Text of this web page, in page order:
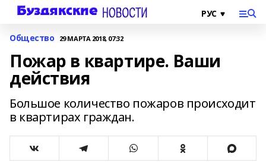
Общество 29 МАРТА 2018, 07:32
Пожар в квартире. Ваши
действия
Большое количество пожаров происходит
в квартирах граждан.